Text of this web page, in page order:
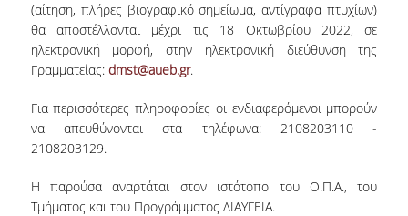
PROGRAM COURSES
INTERNSHIP AND THESIS
POSTGRADUATE STUDIES
POSTGRADUATE PROGRAMS
(αίτηση, πλήρες βιογραφικό σημείωμα, αντίγραφα πτυχίων)
θα αποστέλλονται μέχρι τις 18 Οκτωβρίου 2022, σε
ηλεκτρονική μορφή, στην ηλεκτρονική διεύθυνση της
Γραμματείας: dmst@aueb.gr.
Για περισσότερες πληροφορίες οι ενδιαφερόμενοι μπορούν
να απευθύνονται στα τηλέφωνα: 2108203110 -
2108203129.
Η παρούσα αναρτάται στον ιστότοπο του Ο.Π.Α., του
Τμήματος και του Προγράμματος ΔΙΑΥΓΕΙΑ.